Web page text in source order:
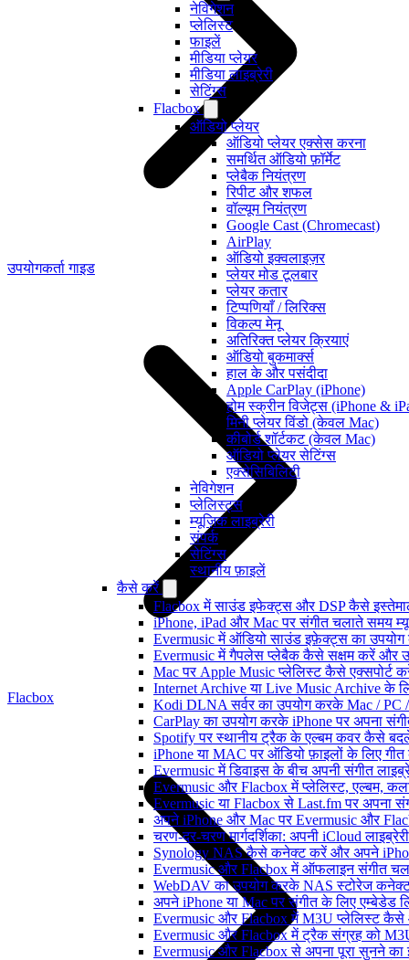
नेविगेशन
प्लेलिस्ट
फाइलें
मीडिया प्लेयर
मीडिया लाइब्रेरी
सेटिंग्स
Flacbox
ऑडियो प्लेयर
ऑडियो प्लेयर एक्सेस करना
समर्थित ऑडियो फ़ॉर्मेट
प्लेबैक नियंत्रण
रिपीट और शफल
वॉल्यूम नियंत्रण
Google Cast (Chromecast)
AirPlay
ऑडियो इक्वलाइज़र
प्लेयर मोड टूलबार
प्लेयर कतार
टिप्पणियाँ / लिरिक्स
विकल्प मेनू
अतिरिक्त प्लेयर क्रियाएं
ऑडियो बुकमार्क्स
हाल के और पसंदीदा
Apple CarPlay (iPhone)
होम स्क्रीन विजेट्स (iPhone &
मिनी प्लेयर विंडो (केवल Mac)
कीबोर्ड शॉर्टकट (केवल Mac)
ऑडियो प्लेयर सेटिंग्स
एक्सेसिबिलिटी
नेविगेशन
प्लेलिस्ट्स
म्यूज़िक लाइब्रेरी
संपर्क
सेटिंग्स
स्थानीय फ़ाइलें
कैसे करें
Flacbox में साउंड इफेक्ट्स और DSP कैसे
iPhone, iPad और Mac पर संगीत चलाते समय
Evermusic में ऑडियो साउंड इफ़ेक्ट्स का उपयोग
Evermusic में गैपलेस प्लेबैक कैसे सक्षम करें और
Mac पर Apple Music प्लेलिस्ट कैसे एक्सपोर्ट
Internet Archive या Live Music Archive के
Kodi DLNA सर्वर का उपयोग करके Mac /
CarPlay का उपयोग करके iPhone पर अपना
Spotify पर स्थानीय ट्रैक के एल्बम कवर कैसे
iPhone या MAC पर ऑडियो फ़ाइलों के लिए
Evermusic में डिवाइस के बीच अपनी संगीत
Evermusic और Flacbox में प्लेलिस्ट, एल्बम,
Evermusic या Flacbox से Last.fm पर अपना
अपने iPhone और Mac पर Evermusic और
चरण-दर-चरण मार्गदर्शिका: अपनी iCloud
Synology NAS कैसे कनेक्ट करें और अपने
Evermusic और Flacbox में ऑफलाइन संगीत
WebDAV का उपयोग करके NAS स्टोरेज
अपने iPhone या Mac पर संगीत के लिए एम्बेडेड
Evermusic और Flacbox में M3U प्लेलिस्ट
Evermusic और Flacbox में ट्रैक संग्रह को
Evermusic और Flacbox से अपना पूरा सुनने का
उपयोगकर्ता गाइड
Flacbox